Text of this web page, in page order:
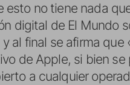
esto no tiene nada
digital de El Mundo
al final se afirma
de Apple, si bien se
a cualquier